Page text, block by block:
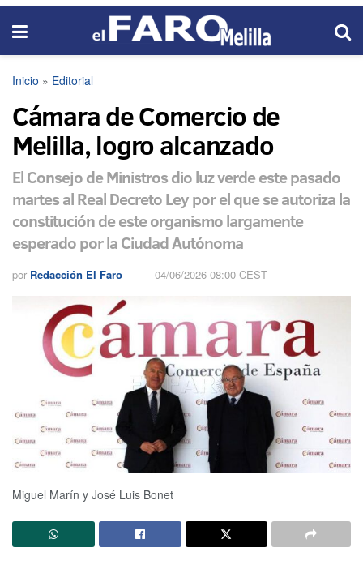
Inicio » Editorial
Cámara de Comercio de
Melilla, logro alcanzado
El Consejo de Ministros dio luz verde este pasado
martes al Real Decreto Ley por el que se autoriza la
constitución de este organismo largamente
esperado por la Ciudad Autónoma
por Redacción El Faro 04/06/2026 08:00 CEST
Miguel Marín y José Luis Bonet